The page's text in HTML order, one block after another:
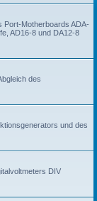
Port-Motherboards ADA-
AD16-8 und DA12-8
des
und des
DIV